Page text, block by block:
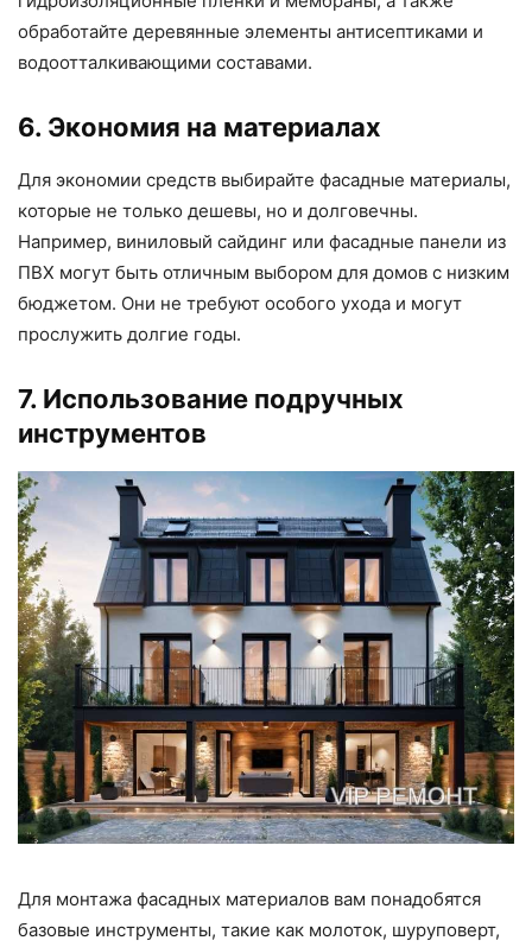
обработайте деревянные элементы антисептиками и
водоотталкивающими составами.
6. Экономия на материалах
Для экономии средств выбирайте фасадные материалы,
которые не только дешевы, но и долговечны.
Например, виниловый сайдинг или фасадные панели из
ПВХ могут быть отличным выбором для домов с низким
бюджетом. Они не требуют особого ухода и могут
прослужить долгие годы.
7. Использование подручных
инструментов
Для монтажа фасадных материалов вам понадобятся
базовые инструменты, такие как молоток, шуруповерт,